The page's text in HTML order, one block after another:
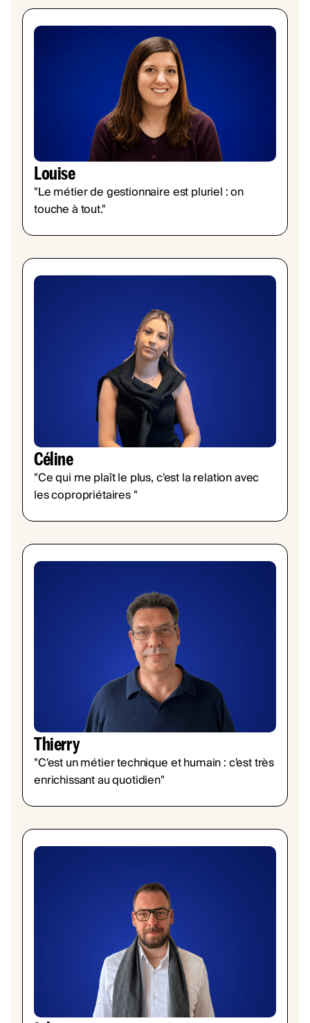
Louise
"Le métier de gestionnaire est pluriel : on
touche à tout."
Céline
"Ce qui me plaît le plus, c'est la relation avec
les copropriétaires "
Thierry
"C'est un métier technique et humain : c'est très
enrichissant au quotidien"